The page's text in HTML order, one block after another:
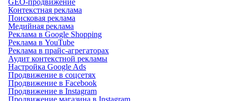
Контекстная реклама
Поисковая реклама
Медийная реклама
Реклама в Google Shopping
Реклама в YouTube
Реклама в прайс-агрегаторах
Аудит контекстной рекламы
Настройка Google Ads
Продвижение в соцсетях
Продвижение в Facebook
Продвижение в Instagram
Продвижение магазина в Instagram